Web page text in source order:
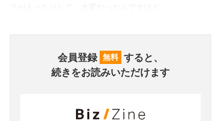
会員登録 無料 すると、
続きをお読みいただけます